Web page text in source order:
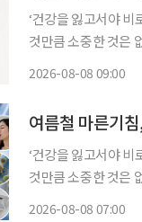
‘건강을 잃고서야
것만큼 소중한 것은
2026-08-08 09:00
여름철 마른기
‘건강을 잃고서야
것만큼 소중한 것은
2026-08-08 07:00